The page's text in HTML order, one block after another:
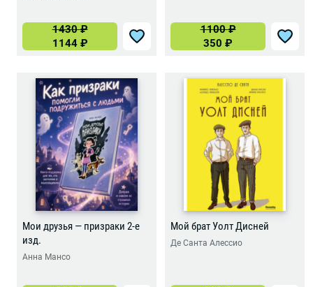
1430₽
1144 ₽
1100₽
350 ₽
Мои друзья — призраки 2-е
изд.
Анна Мансо
Мой брат Уолт Дисней
Де Санта Алессио